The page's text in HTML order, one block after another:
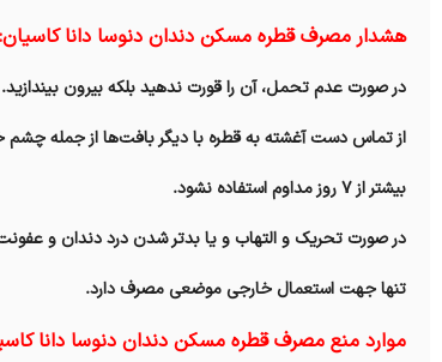
هشدار مصرف قطره مسکن دندان دنوسا دانا کاسیان:
در صورت عدم تحمل، آن را قورت ندهید بلکه بیرون بیندازید.
از تماس دست آغشته به قطره با دیگر بافت‌ها از جمله چشم
بیشتر از ۷ روز مداوم استفاده نشود.
در صورت تحریک و التهاب و یا بدتر شدن درد دندان و
تنها جهت استعمال خارجی موضعی مصرف‌ دارد‌.
موارد منع مصرف قطره مسکن دندان دنوسا دانا